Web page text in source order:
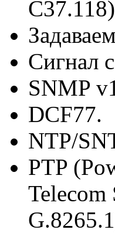
Сигнал
SNMP
DCF77.
NTP/
PTP